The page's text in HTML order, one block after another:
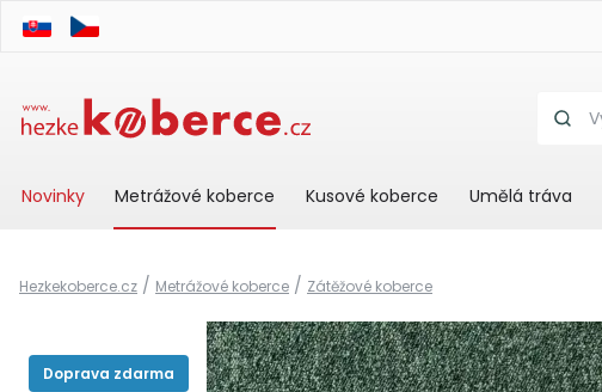
Novinky Metrážové koberce Kusové koberce Umělá tráva
Hezkekoberce.cz / Metrážové koberce / Zátěžové koberce
Doprava zdarma